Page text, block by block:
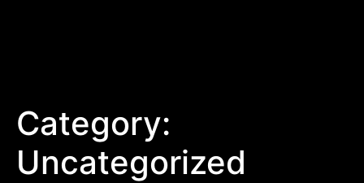
Category:
Uncategorized